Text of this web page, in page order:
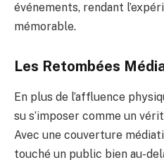
événements, rendant
mémorable.
Les Retombées
En plus de l’affluence
su s’imposer comme un
Avec une couverture
touché un public bien au-